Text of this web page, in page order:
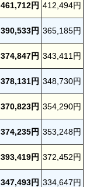
461,712円 412,494円
390,533円 365,185円
374,847円 343,411円
378,131円 348,730円
370,823円 354,290円
374,235円 353,248円
393,419円 372,452円
347,493円 334,647円